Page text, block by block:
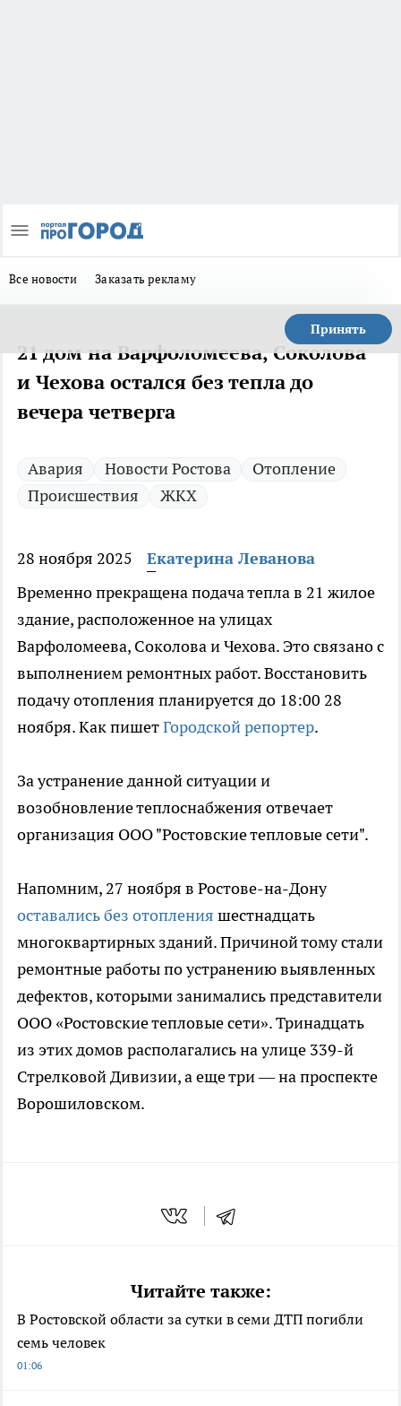
Все новости Заказать рекламу
Принять
21 дом на Варфоломеева, Соколова
и Чехова остался без тепла до
вечера четверга
Авария Новости Ростова
Отопление
Происшествия
ЖКХ
28 ноября 2025
Екатерина Леванова
Временно прекращена подача тепла в 21 жилое
здание, расположенное на улицах
Варфоломеева, Соколова и Чехова. Это связано с
выполнением ремонтных работ. Восстановить
подачу отопления планируется до 18:00 28
ноября. Как пишетГородской репортер.
За устранение данной ситуации и
возобновление теплоснабжения отвечает
организация ООО "Ростовские тепловые сети".
Напомним, 27 ноября в Ростове-на-Дону
оставались без отопления шестнадцать
многоквартирных зданий. Причиной тому стали
ремонтные работы по устранению выявленных
дефектов, которыми занимались представители
ООО «Ростовские тепловые сети». Тринадцать
из этих домов располагались на улице 339-й
Стрелковой Дивизии, а еще три — на проспекте
Ворошиловском.
Читайте также:
В Ростовской области за сутки в семи ДТП погибли
семь человек
01:06